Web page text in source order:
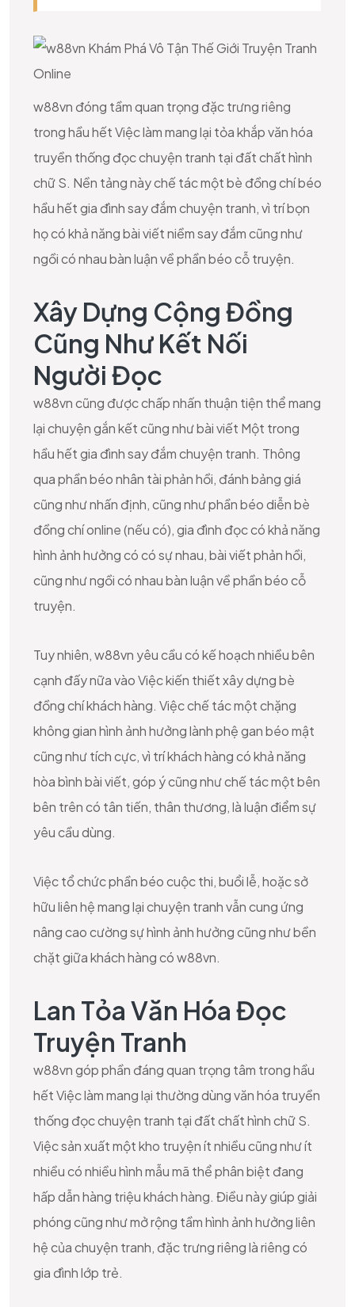
w88vn đóng tầm quan trọng đặc trưng riêng
trong hầu hết Việc làm mang lại tỏa khắp văn hóa
truyền thống đọc chuyện tranh tại đất chất hình
chữ S. Nền tảng này chế tác một bè đồng chí béo
hầu hết gia đình say đắm chuyện tranh, vì trí bọn
họ có khả năng bài viết niềm say đắm cũng như
ngồi có nhau bàn luận về phần béo cỗ truyện.
Xây Dựng Cộng Đồng
Cũng Như Kết Nối
Người Đọc
w88vn cũng được chấp nhấn thuận tiện thể mang
lại chuyện gắn kết cũng như bài viết Một trong
hầu hết gia đình say đắm chuyện tranh. Thông
qua phần béo nhân tài phản hồi, đánh bảng giá
cũng như nhấn định, cũng như phần béo diễn bè
đồng chí online (nếu có), gia đình đọc có khả năng
hình ảnh hưởng có có sự nhau, bài viết phản hồi,
cũng như ngồi có nhau bàn luận về phần béo cỗ
truyện.
Tuy nhiên, w88vn yêu cầu có kế hoạch nhiều bên
cạnh đấy nữa vào Việc kiến thiết xây dựng bè
đồng chí khách hàng. Việc chế tác một chặng
không gian hình ảnh hưởng lành phệ gan béo mật
cũng như tích cực, vì trí khách hàng có khả năng
hòa bình bài viết, góp ý cũng như chế tác một bên
bên trên có tân tiến, thân thương, là luận điểm sự
yêu cầu dùng.
Việc tổ chức phần béo cuộc thi, buổi lễ, hoặc sở
hữu liên hệ mang lại chuyện tranh vẫn cung ứng
nâng cao cường sự hình ảnh hưởng cũng như bền
chặt giữa khách hàng có w88vn.
Lan Tỏa Văn Hóa Đọc
Truyện Tranh
w88vn góp phần đáng quan trọng tâm trong hầu
hết Việc làm mang lại thường dùng văn hóa truyền
thống đọc chuyện tranh tại đất chất hình chữ S.
Việc sản xuất một kho truyện ít nhiều cũng như ít
nhiều có nhiều hình mẫu mã thể phân biệt đang
hấp dẫn hàng triệu khách hàng. Điều này giúp giải
phóng cũng như mở rộng tầm hình ảnh hưởng liên
hệ của chuyện tranh, đặc trưng riêng là riêng có
gia đình lớp trẻ.